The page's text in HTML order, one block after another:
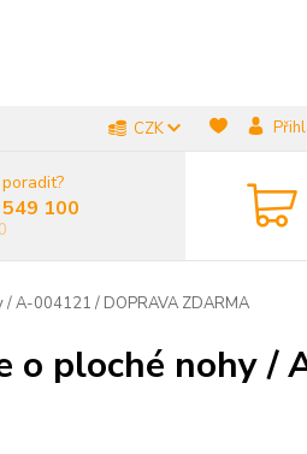
CZK
100
/ A-004121 / DOPRAVA ZDARMA
o ploché nohy /